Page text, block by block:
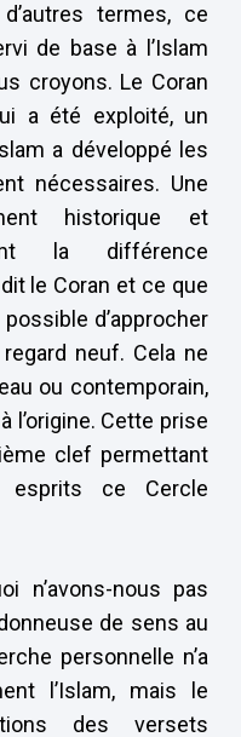
termes, ce
de base à l’Islam
croyons. Le Coran
a été exploité, un
a développé les
nécessaires. Une
historique et
la différence
le Coran et ce que
d’approcher
neuf. Cela ne
ou contemporain,
l’origine. Cette prise
clef permettant
esprits ce Cercle
n’avons-nous pas
de sens au
personnelle n’a
l’Islam, mais le
des versets